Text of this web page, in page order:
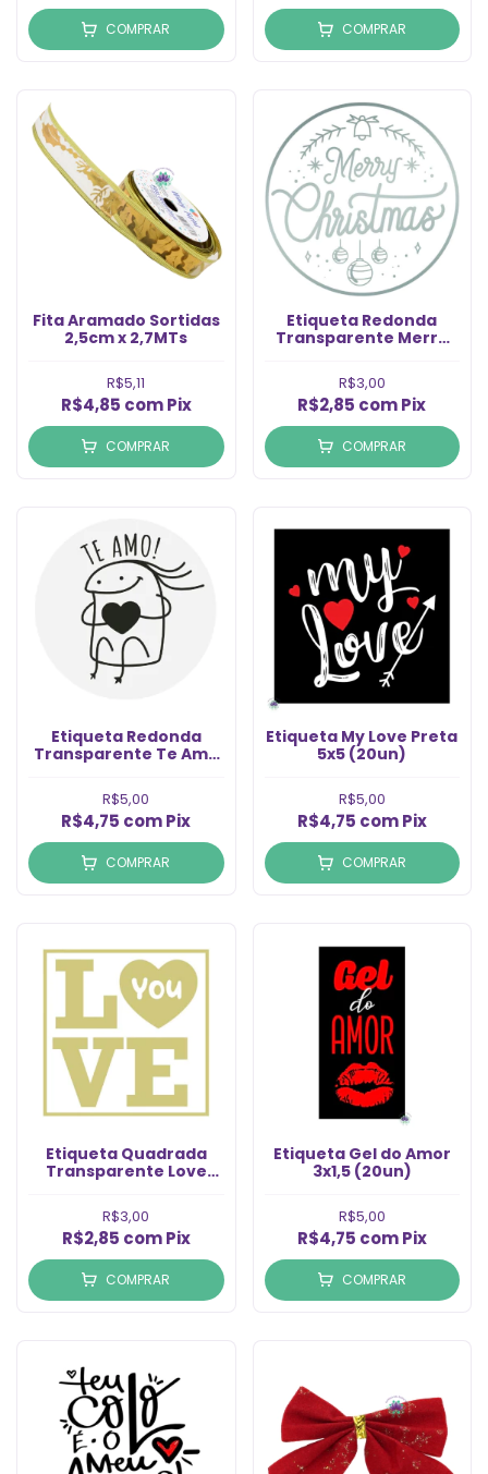
COMPRAR COMPRAR
Fita Aramado Sortidas
2,5cm x 2,7MTs
R$5,11
R$4,85 com Pix
COMPRAR
Etiqueta Redonda
Transparente Merry
R$3,00
R$2,85 comPix
COMPRAR
Etiqueta Redonda
Transparente Te Amo
R$5,00
R$4,75 comPix
COMPRAR
Etiqueta My Love Preta
5x5 (20un)
R$5,00
R$4,75 com Pix
COMPRAR
Etiqueta Quadrada
Transparente Love
R$3,00
R$2,85 com Pix
COMPRAR
Etiqueta Gel do Amor
3x1,5 (20un)
R$5,00
R$4,75 com Pix
COMPRAR